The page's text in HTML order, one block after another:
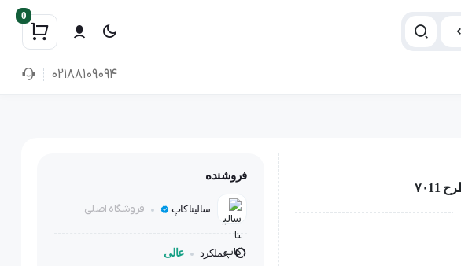
0
02188109094
فروشنده
سالینا کاپ فروشگاه اصلی
عملکرد عالی